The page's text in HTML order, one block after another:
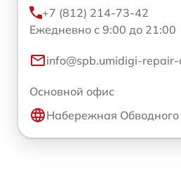
+7 (812) 214-73-42
Ежедневно с 9:00 до 21:00
info@spb.umidigi-repair-
Основной офис
Набережная